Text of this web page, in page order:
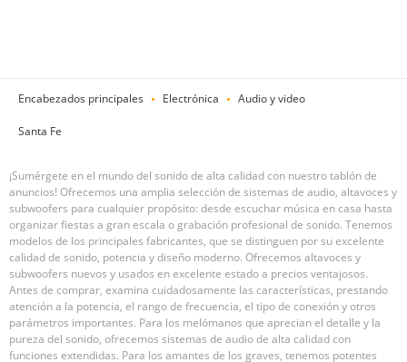
Encabezados principales Electrónica Audio y video
Santa Fe
¡Sumérgete en el mundo del sonido de alta calidad con nuestro tablón de
anuncios! Ofrecemos una amplia selección de sistemas de audio, altavoces y
subwoofers para cualquier propósito: desde escuchar música en casa hasta
organizar fiestas a gran escala o grabación profesional de sonido. Tenemos
modelos de los principales fabricantes, que se distinguen por su excelente
calidad de sonido, potencia y diseño moderno. Ofrecemos altavoces y
subwoofers nuevos y usados ​​en excelente estado a precios ventajosos.
Antes de comprar, examina cuidadosamente las características, prestando
atención a la potencia, el rango de frecuencia, el tipo de conexión y otros
parámetros importantes. Para los melómanos que aprecian el detalle y la
pureza del sonido, ofrecemos sistemas de audio de alta calidad con
funciones extendidas. Para los amantes de los graves, tenemos potentes